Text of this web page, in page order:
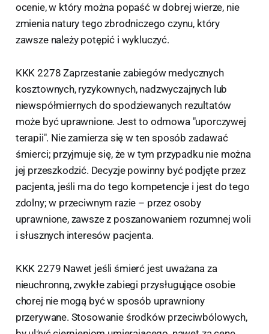
ocenie, w który można popaść w dobrej wierze, nie
zmienia natury tego zbrodniczego czynu, który
zawsze należy potępić i wykluczyć.
KKK 2278 Zaprzestanie zabiegów medycznych
kosztownych, ryzykownych, nadzwyczajnych lub
niewspółmiernych do spodziewanych rezultatów
może być uprawnione. Jest to odmowa "uporczywej
terapii". Nie zamierza się w ten sposób zadawać
śmierci; przyjmuje się, że w tym przypadku nie można
jej przeszkodzić. Decyzje powinny być podjęte przez
pacjenta, jeśli ma do tego kompetencje i jest do tego
zdolny; w przeciwnym razie – przez osoby
uprawnione, zawsze z poszanowaniem rozumnej woli
i słusznych interesów pacjenta.
KKK 2279 Nawet jeśli śmierć jest uważana za
nieuchronną, zwykłe zabiegi przysługujące osobie
chorej nie mogą być w sposób uprawniony
przerywane. Stosowanie środków przeciwbólowych,